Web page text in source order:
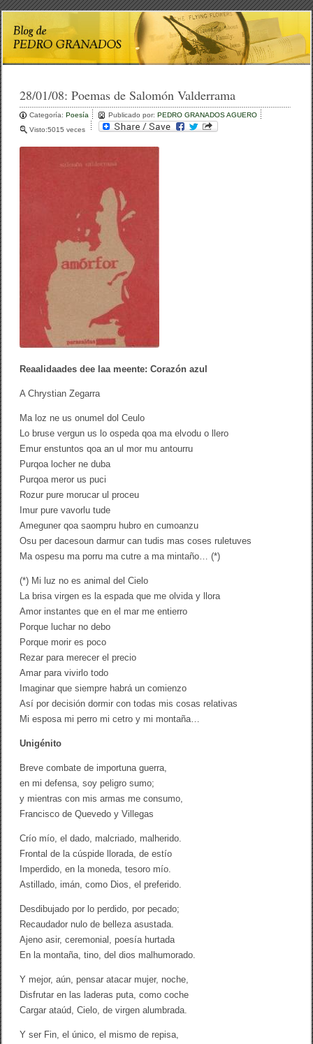
28/01/08:Poemas de Salomón Valderrama
Categoría:Poesía Publicado por:PEDRO GRANADOS AGUERO
Visto:5015 veces
Reaalidaades dee laa meente: Corazón azul
A Chrystian Zegarra
Ma loz ne us onumel dol Ceulo
Lo bruse vergun us lo ospeda qoa ma elvodu o llero
Emur enstuntos qoa an ul mor mu antourru
Purqoa locher ne duba
Purqoa meror us puci
Rozur pure morucar ul proceu
Imur pure vavorlu tude
Ameguner qoa saompru hubro en cumoanzu
Osu per dacesoun darmur can tudis mas coses ruletuves
Ma ospesu ma porru ma cutre a ma mintaño… (*)
(*) Mi luz no es animal del Cielo
La brisa virgen es la espada que me olvida y llora
Amor instantes que en el mar me entierro
Porque luchar no debo
Porque morir es poco
Rezar para merecer el precio
Amar para vivirlo todo
Imaginar que siempre habrá un comienzo
Así por decisión dormir con todas mis cosas relativas
Mi esposa mi perro mi cetro y mi montaña…
Unigénito
Breve combate de importuna guerra,
en mi defensa, soy peligro sumo;
y mientras con mis armas me consumo,
Francisco de Quevedo y Villegas
Crío mío, el dado, malcriado, malherido.
Frontal de la cúspide llorada, de estío
Imperdido, en la moneda, tesoro mío.
Astillado, imán, como Dios, el preferido.
Desdibujado por lo perdido, por pecado;
Recaudador nulo de belleza asustada.
Ajeno asir, ceremonial, poesía hurtada
En la montaña, tino, del dios malhumorado.
Y mejor, aún, pensar atacar mujer, noche,
Disfrutar en las laderas puta, como coche
Cargar ataúd, Cielo, de virgen alumbrada.
Y ser Fin, el único, el mismo de repisa,